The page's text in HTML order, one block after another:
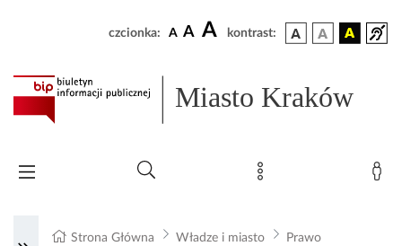
czcionka: A A A kontrast:
Miasto Kraków
Strona Główna Władze i miasto
Prawo